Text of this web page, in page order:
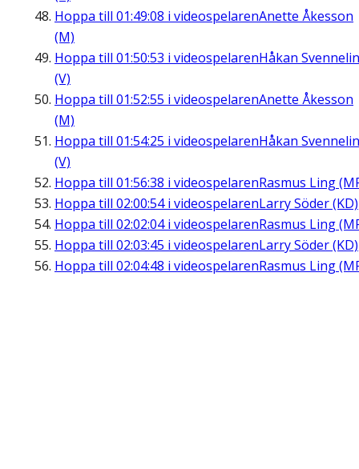
Hoppa till 01:49:08 i videospelarenAnette Åkesson
(M)
Hoppa till 01:50:53 i videospelarenHåkan
(V)
Hoppa till 01:52:55 i videospelarenAnette Åkesson
(M)
Hoppa till 01:54:25 i videospelarenHåkan
(V)
Hoppa till 01:56:38 i videospelarenRasmus Ling
Hoppa till 02:00:54i videospelarenLarry Söder (KD)
Hoppa till 02:02:04i videospelarenRasmus Ling
Hoppa till 02:03:45 i videospelarenLarry Söder (KD)
Hoppa till 02:04:48 i videospelarenRasmus Ling